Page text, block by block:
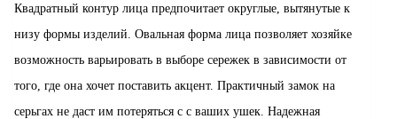
Квадратный контур лица предпочитает округлые, вытянутые к
низу формы изделий. Овальная форма лица позволяет хозяйке
возможность варьировать в выборе сережек в зависимости от
того, где она хочет поставить акцент. Практичный замок на
серьгах не даст им потеряться с с ваших ушек. Надежная